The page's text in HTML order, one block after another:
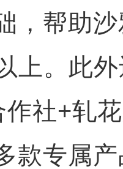
，帮助
上。此
社+轧
款专属